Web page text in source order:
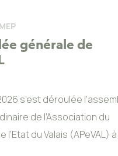
générale de
s’est déroulée
de l’Association du
l’Etat du Valais (APeVAL) à